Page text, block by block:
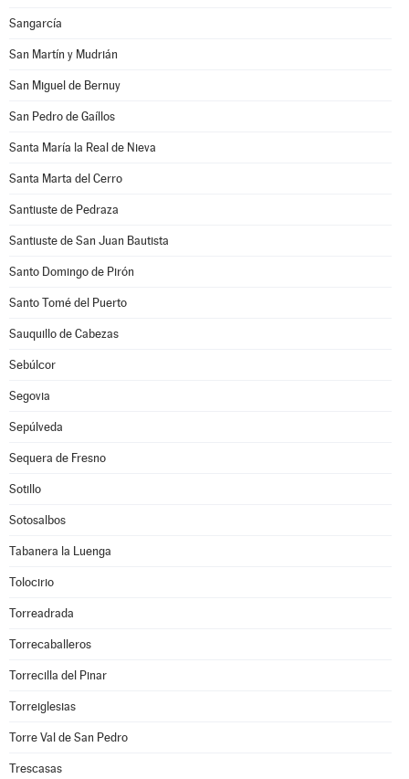
Sangarcía
San Martín y Mudrián
San Miguel de Bernuy
San Pedro de Gaíllos
Santa María la Real de Nieva
Santa Marta del Cerro
Santiuste de Pedraza
Santiuste de San Juan Bautista
Santo Domingo de Pirón
Santo Tomé del Puerto
Sauquillo de Cabezas
Sebúlcor
Segovia
Sepúlveda
Sequera de Fresno
Sotillo
Sotosalbos
Tabanera la Luenga
Tolocirio
Torreadrada
Torrecaballeros
Torrecilla del Pinar
Torreiglesias
Torre Val de San Pedro
Trescasas